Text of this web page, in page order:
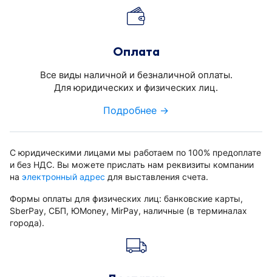
Оплата
Все виды наличной и безналичной оплаты.
Для юридических и физических лиц.
Подробнее →
С юридическими лицами мы работаем по 100% предоплате
и без НДС. Вы можете прислать нам реквизиты компании
на электронный адрес для выставления счета.
Формы оплаты для физических лиц: банковские карты,
SberPay, СБП, ЮMoney, MirPay, наличные (в терминалах
города).